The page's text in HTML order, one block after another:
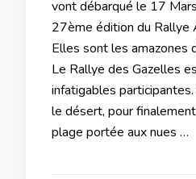
vont débarqué le 17
27ème édition du Rallye
Elles sont les amazones
Le Rallye des Gazelles
infatigables
le désert, pour
plage portée aux nues …